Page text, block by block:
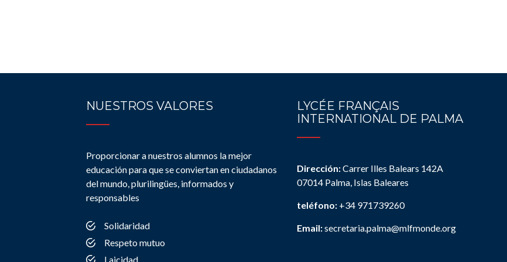
NUESTROS VALORES
Proporcionar a nuestros alumnos la mejor
educación para que se conviertan en ciudadanos
del mundo, plurilingües, informados y
responsables
Solidaridad
Respeto mutuo
Laicidad
LYCÉE FRANÇAIS
INTERNATIONAL DE PALMA
Dirección:Carrer Illes Balears 142A
07014 Palma, Islas Baleares
teléfono: +34 971739260
Email:secretaria.palma@mlfmonde.org